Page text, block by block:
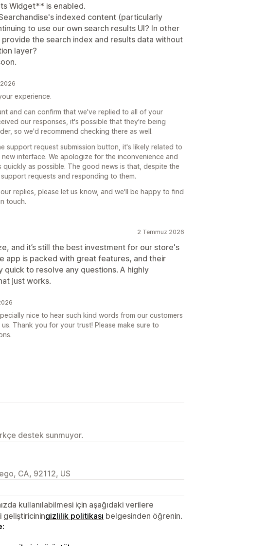
Widget** is enabled.
indexed content (particularly
to use our own search results UI? In other
the search index and results data without
layer?
2026
experience.
and can confirm that we've replied to all of your
our responses, it's possible that they're being
so we'd recommend checking there as well.
support request submission button, it's likely related to
interface. We apologize for the inconvenience and
as possible. The good news is that, despite the
requests and responding to them.
replies, please let us know, and we'll be happy to find
touch.
2 Temmuz 2026
and it’s still the best investment for our store's
app is packed with great features, and their
quick to resolve any questions. A highly
just works.
nice to hear such kind words from our customers
Thank you for your trust! Please make sure to
destek sunmuyor.
CA, 92112, US
kullanılabilmesi için aşağıdaki verilere
geliştiriciningizlilik politikası belgesinden öğrenin.